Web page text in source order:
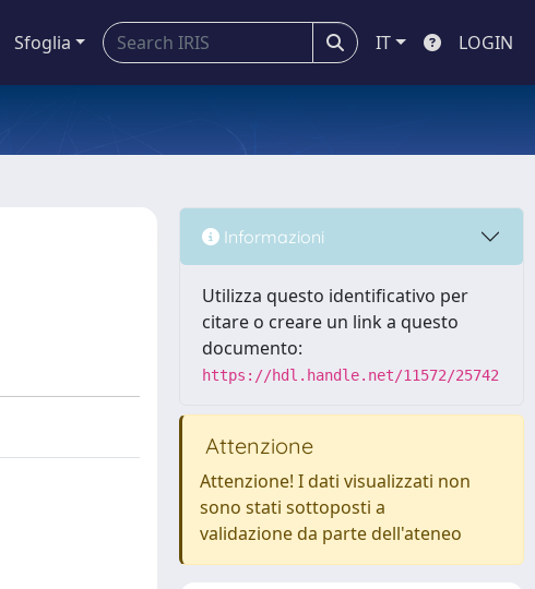
Sfoglia IT LOGIN
Informazioni
Utilizza questo identificativo per
citare o creare un link a questo
documento:
https://hdl.handle.net/11572/25742
Attenzione
Attenzione! I dati visualizzati non
sono stati sottoposti a
validazione da parte dell'ateneo